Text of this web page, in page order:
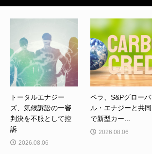
トータルエナジー
ズ、気候訴訟の一審
判決を不服として控
訴
2026.08.06
ベラ、S&Pグローバ
ル・エナジーと共同
で新型カー...
2026.08.06